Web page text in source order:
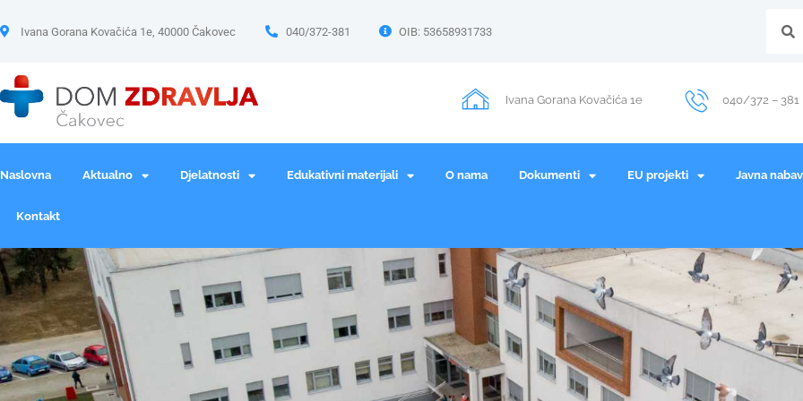
Ivana Gorana Kovačića 1e, 40000 Čakovec 040/372-381 OIB: 53658931733
Ivana Gorana Kovačića 1e 040/372 – 381
Naslovna Aktualno Djelatnosti Edukativni materijali O nama Dokumenti EU projekti Javna
Kontakt